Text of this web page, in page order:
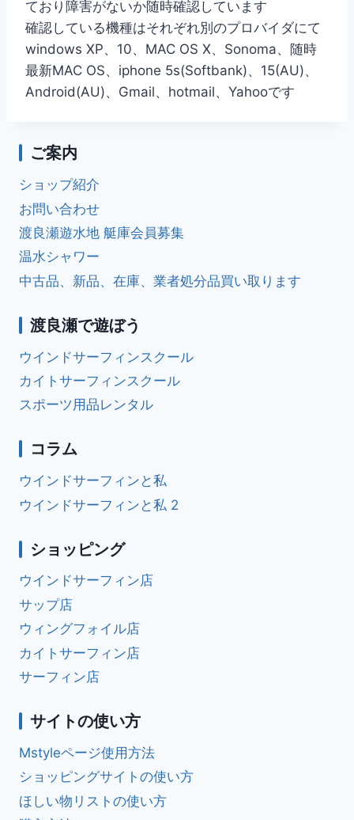
ており障害がないか随時確認しています
確認している機種はそれぞれ別のプロバイダにて
windows XP、10、MAC OS X、Sonoma、随時
最新MAC OS、iphone 5s(Softbank)、15(AU)、
Android(AU)、Gmail、hotmail、Yahooです
ご案内
ショップ紹介
お問い合わせ
渡良瀬遊水地 艇庫会員募集
温水シャワー
中古品、新品、在庫、業者処分品買い取ります
渡良瀬で遊ぼう
ウインドサーフィンスクール
カイトサーフィンスクール
スポーツ用品レンタル
コラム
ウインドサーフィンと私
ウインドサーフィンと私 2
ショッピング
ウインドサーフィン店
サップ店
ウィングフォイル店
カイトサーフィン店
サーフィン店
サイトの使い方
Mstyleページ使用方法
ショッピングサイトの使い方
ほしい物リストの使い方